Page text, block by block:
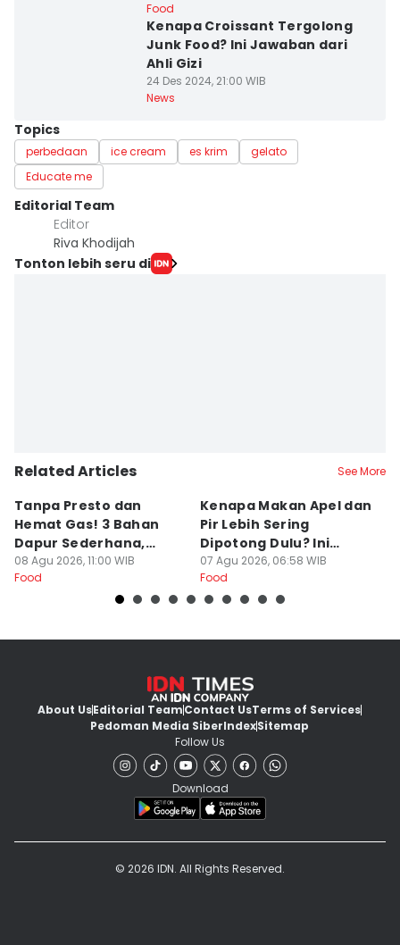
Food
Kenapa Croissant Tergolong
Junk Food? Ini Jawaban dari
Ahli Gizi
24 Des 2024, 21:00 WIB
News
Topics
perbedaan ice cream es krim
gelato
Educate me
Editorial Team
Editor
Riva Khodijah
Tonton lebih seru di
Related Articles See More
Tanpa Presto dan
Hemat Gas! 3 Bahan
Dapur Sederhana,
Daging Sapi Empuk
Dalam 15 Menit
08 Agu 2026, 11:00 WIB
Food
Kenapa Makan Apel dan
Pir Lebih Sering
Dipotong Dulu? Ini
Alasannya
07 Agu 2026, 06:58 WIB
Food
About UsEditorial TeamContact UsTerms of Services
Pedoman Media SiberIndexSitemap
Follow Us
Download
© 2026 IDN. All Rights Reserved.